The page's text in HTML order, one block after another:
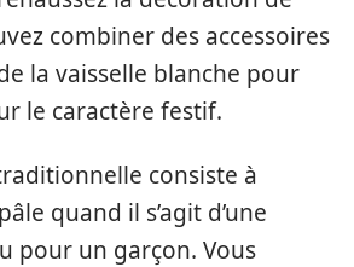
combiner des accessoires
la vaisselle blanche pour
le caractère festif.
consiste à
quand il s’agit d’une
pour un garçon. Vous